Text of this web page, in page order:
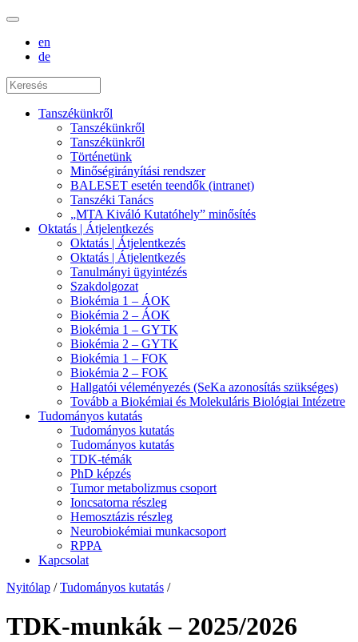
en
de
Tanszékünkről
Tanszékünkről
Tanszékünkről
Történetünk
Minőségirányítási rendszer
BALESET esetén teendők (intranet)
Tanszéki Tanács
„MTA Kiváló Kutatóhely” minősítés
Oktatás | Átjelentkezés
Oktatás | Átjelentkezés
Oktatás | Átjelentkezés
Tanulmányi ügyintézés
Szakdolgozat
Biokémia 1 – ÁOK
Biokémia 2 – ÁOK
Biokémia 1 – GYTK
Biokémia 2 – GYTK
Biokémia 1 – FOK
Biokémia 2 – FOK
Hallgatói véleményezés (SeKa azonosítás szükséges)
Tovább a Biokémiai és Molekuláris Biológiai Intézetre
Tudományos kutatás
Tudományos kutatás
Tudományos kutatás
TDK-témák
PhD képzés
Tumor metabolizmus csoport
Ioncsatorna részleg
Hemosztázis részleg
Neurobiokémiai munkacsoport
RPPA
Kapcsolat
Nyitólap / Tudományos kutatás /
TDK-munkák – 2025/2026